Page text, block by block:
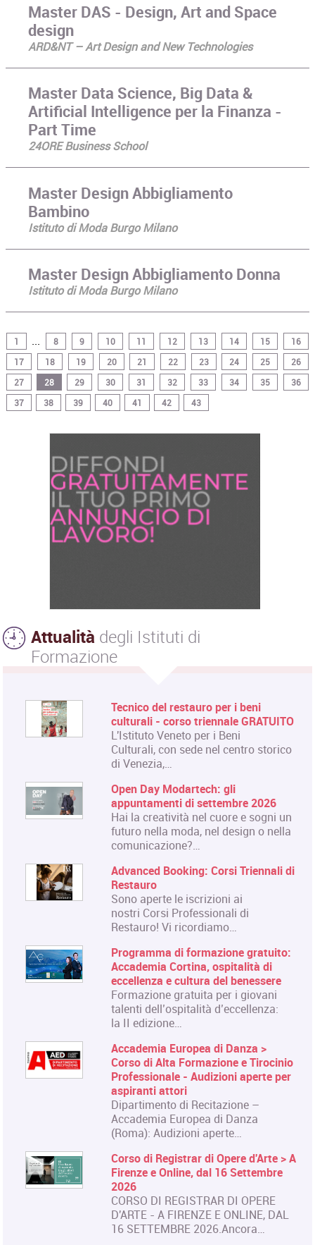
Master DAS - Design, Art and Space
design
ARD&NT – Art Design and New Technologies
Master Data Science, Big Data &
Artificial Intelligence per la Finanza -
Part Time
24ORE Business School
Master Design Abbigliamento
Bambino
Istituto di Moda Burgo Milano
Master Design Abbigliamento Donna
Istituto di Moda Burgo Milano
1 ... 8 9 10 11 12 13 14 15
16
17
18 19 20 21 22 23 24 25
26
27
28 29 30 31 32 33 34 35
36
37
38 39 40 41 42 43
Attualità degli Istituti di
Formazione
Tecnico del restauro per i beni
culturali - corso triennale GRATUITO
L'Istituto Veneto per i Beni
Culturali, con sede nel centro storico
di Venezia,…
Open Day Modartech: gli
appuntamenti di settembre 2026
Hai la creatività nel cuore e sogni un
futuro nella moda, nel design o nella
comunicazione?…
Advanced Booking: Corsi Triennali di
Restauro
Sono aperte le iscrizioni ai
nostri Corsi Professionali di
Restauro! Vi ricordiamo…
Programma di formazione gratuito:
Accademia Cortina, ospitalità di
eccellenza e cultura del benessere
Formazione gratuita per i giovani
talenti dell’ospitalità d’eccellenza:
la II edizione…
Accademia Europea di Danza >
Corso di Alta Formazione e Tirocinio
Professionale - Audizioni aperte per
aspiranti attori
Dipartimento di Recitazione –
Accademia Europea di Danza
(Roma): Audizioni aperte…
Corso di Registrar di Opere d'Arte > A
Firenze e Online, dal 16 Settembre
2026
CORSO DI REGISTRAR DI OPERE
D'ARTE - A FIRENZE E ONLINE, DAL
16 SETTEMBRE 2026.Ancora…